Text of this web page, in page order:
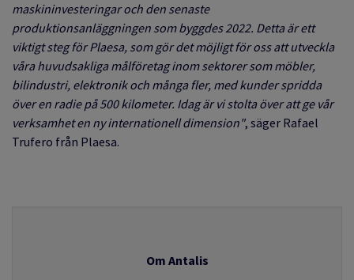
maskininvesteringar och den senaste
produktionsanläggningen som byggdes 2022. Detta är ett
viktigt steg för Plaesa, som gör det möjligt för oss att utveckla
våra huvudsakliga målföretag inom sektorer som möbler,
bilindustri, elektronik och många fler, med kunder spridda
över en radie på 500 kilometer. Idag är vi stolta över att ge vår
verksamhet en ny internationell dimension", säger Rafael
Trufero från Plaesa.
Om Antalis